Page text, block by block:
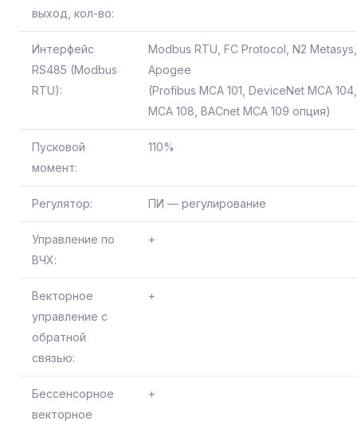
выход, кол-во:
Интерфейс
RS485 (Modbus
RTU):
Modbus RTU, FC Protocol, N2
Apogee
(Profibus MCA 101, DeviceNet MCA
MCA 108, BACnet MCA 109 опция)
Пусковой
момент:
110%
Регулятор: ПИ — регулирование
Управление по
ВЧХ:
+
Векторное
управление с
обратной
связью:
+
Бессенсорное
векторное
+